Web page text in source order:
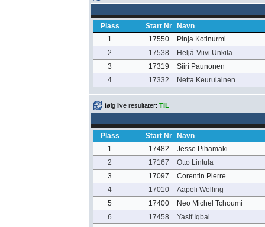
Plass Start Nr
Navn
1
17550
Pinja Kotinurmi
2
17538
Heljä-Viivi Unkila
3
17319
Siiri Paunonen
4
17332 Netta Keurulainen
følg live resultater: TIL
Plass Start Nr
Navn
1
17482
Jesse Pihamäki
2
17167
Otto Lintula
3
17097
Corentin Pierre
4
17010
Aapeli Welling
5
17400
Neo Michel Tchoumi
6
17458
Yasif Iqbal